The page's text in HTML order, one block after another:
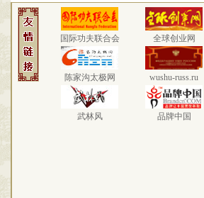
国际功夫联合会 全球创业网
陈家沟太极网 wushu-russ.ru
武林风 品牌中国